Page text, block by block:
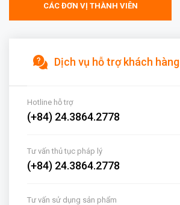
CÁC ĐƠN VỊ THÀNH VIÊN
Dịch vụ hỗ trợ khách hàng
Hotline hỗ trợ
(+84) 24.3864.2778
Tư vấn thủ tục pháp lý
(+84) 24.3864.2778
Tư vấn sử dụng sản phẩm